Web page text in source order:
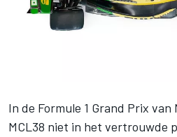
In de Formule 1 Grand Prix van
MCL38 niet in het vertrouwde